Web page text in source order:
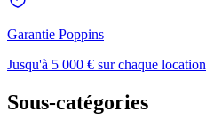
Garantie Poppins
Jusqu'à 5 000 € sur chaque location
Sous-catégories